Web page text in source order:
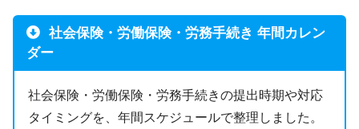
社会保険・労働保険・労務手続き 年間カレン
ダー
社会保険・労働保険・労務手続きの提出時期や対応
タイミングを、年間スケジュールで整理しました。